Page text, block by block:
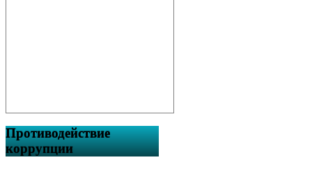
Противодействие
коррупции